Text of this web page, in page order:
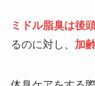
ミドル脂臭は後
るのに対し、 加